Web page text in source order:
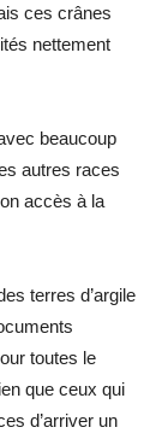
ces crânes
nettement
beaucoup
autres races
accès à la
terres d’argile
toutes le
que ceux qui
d’arriver un